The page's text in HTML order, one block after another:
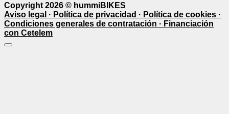
Copyright 2026 © hummiBIKES
Aviso legal · Política de privacidad · Política de cookies ·
Condiciones generales de contratación · Financiación
con Cetelem